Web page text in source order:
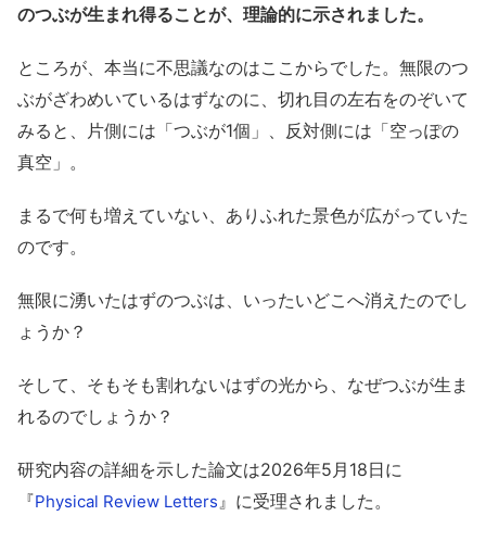
のつぶが生まれ得ることが、理論的に示されました。
ところが、本当に不思議なのはここからでした。無限のつ
ぶがざわめいているはずなのに、切れ目の左右をのぞいて
みると、片側には「つぶが1個」、反対側には「空っぽの
真空」。
まるで何も増えていない、ありふれた景色が広がっていた
のです。
無限に湧いたはずのつぶは、いったいどこへ消えたのでし
ょうか？
そして、そもそも割れないはずの光から、なぜつぶが生ま
れるのでしょうか？
研究内容の詳細を示した論文は2026年5月18日に
『Physical Review Letters』に受理されました。